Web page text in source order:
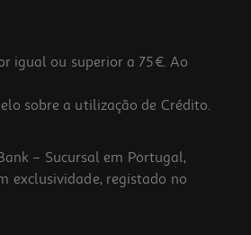
igual ou superior a 75€. Ao
sobre a utilização de Crédito.
– Sucursal em Portugal,
exclusividade, registado no